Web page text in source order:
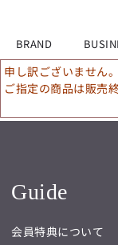
BRAND
申し訳ございません。
ご指定の商品は販売
Guide
会員特典について